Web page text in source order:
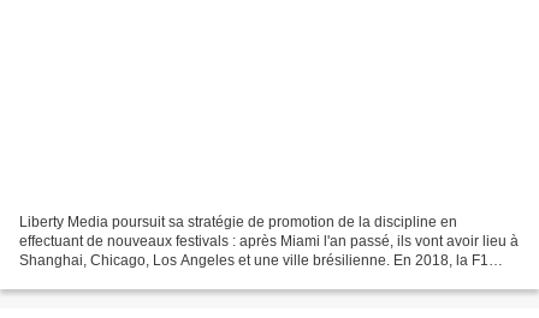
Liberty Media poursuit sa stratégie de promotion de la discipline en
effectuant de nouveaux festivals : après Miami l'an passé, ils vont avoir lieu à
Shanghai, Chicago, Los Angeles et une ville brésilienne. En 2018, la F1